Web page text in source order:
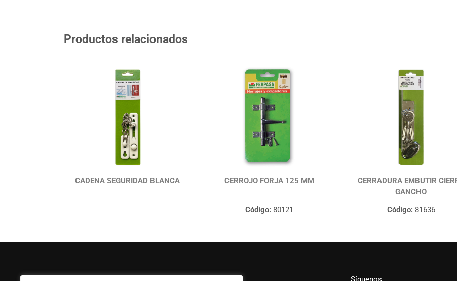
Productos relacionados
CADENA SEGURIDAD BLANCA CERROJO FORJA 125 MM
Código: 80121
CERRADURA EMBUTIR
GANCHO
Código: 81636